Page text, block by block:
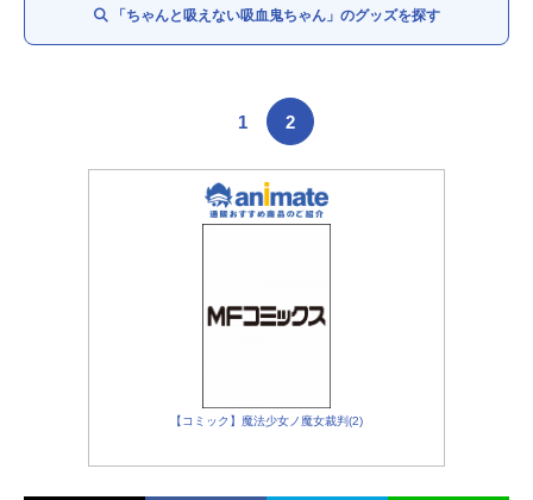
「ちゃんと吸えない吸血鬼ちゃん」のグッズを探す
1 2
【コミック】魔法少女ノ魔女裁判(2)